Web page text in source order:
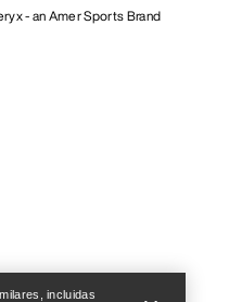
- an Amer Sports Brand
incluidas